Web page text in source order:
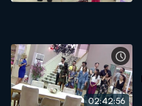
02:42:56